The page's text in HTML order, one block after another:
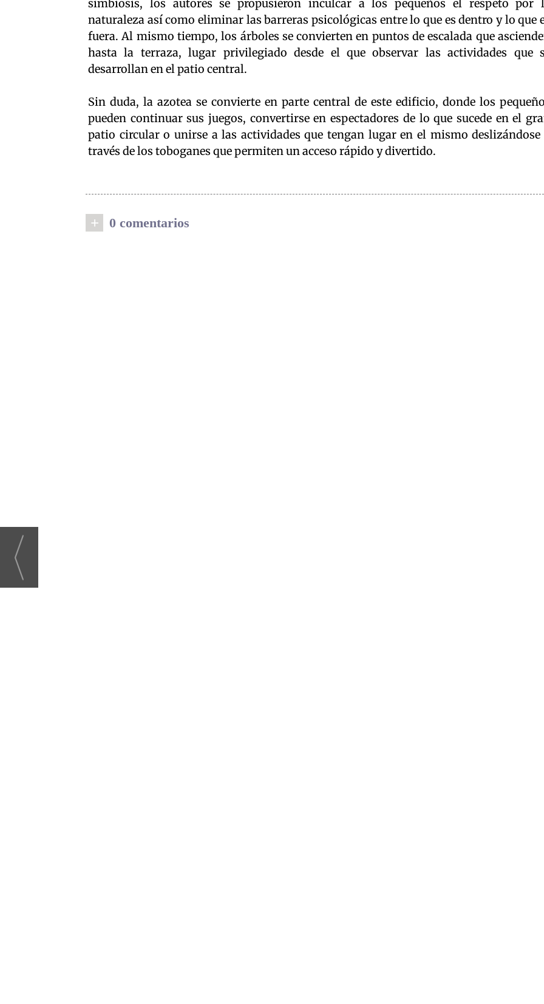
simbiosis, los autores se propusieron inculcar a los pequeños el respeto por
naturaleza así como eliminar las barreras psicológicas entre lo que es dentro y lo que
fuera. Al mismo tiempo, los árboles se convierten en puntos de escalada que
hasta la terraza, lugar privilegiado desde el que observar las actividades que
desarrollan en el patio central.
Sin duda, la azotea se convierte en parte central de este edificio, donde los
pueden continuar sus juegos, convertirse en espectadores de lo que sucede en el
patio circular o unirse a las actividades que tengan lugar en el mismo deslizándose
través de los toboganes que permiten un acceso rápido y divertido.
+ 0 comentarios